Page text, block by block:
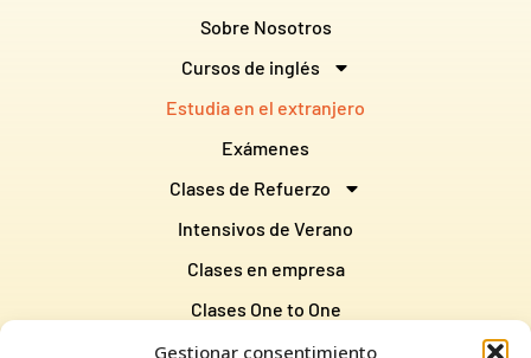
Gestionar consentimiento
Sobre Nosotros
Cursos de inglés
Estudia en el extranjero
Exámenes
Clases de Refuerzo
Intensivos de Verano
Clases en empresa
Clases One to One